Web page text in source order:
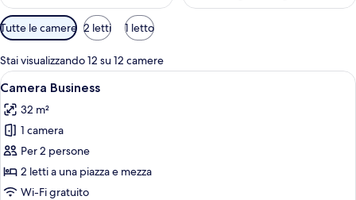
Filtri
disponibili
per
le
camere
Tutte le camere 2 letti 1 letto
Stai visualizzando 12 su 12 camere
Apri
tutte
le
foto
per
Camera
Business
Camera d'albergo con due letti, una
7
Camera Business
32 m²
1 camera
Per 2 persone
2 letti a una piazza e mezza
Wi-Fi gratuito